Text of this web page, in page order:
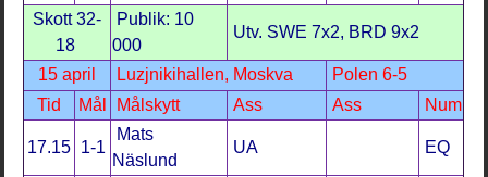
Skott 32-
18
Publik: 10
000
Utv. SWE 7x2, BRD 9x2
15 april Luzjnikihallen, Moskva
Polen 6-5
Tid
Mål Målskytt Ass Ass Num
17.15 1-1
Mats
Näslund
UA EQ